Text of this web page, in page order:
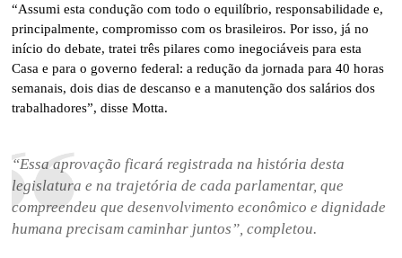
“Assumi esta condução com todo o equilíbrio, responsabilidade e,
principalmente, compromisso com os brasileiros. Por isso, já no
início do debate, tratei três pilares como inegociáveis para esta
Casa e para o governo federal: a redução da jornada para 40 horas
semanais, dois dias de descanso e a manutenção dos salários dos
trabalhadores”, disse Motta.
“Essa aprovação ficará registrada na história desta
legislatura e na trajetória de cada parlamentar, que
compreendeu que desenvolvimento econômico e dignidade
humana precisam caminhar juntos”, completou.